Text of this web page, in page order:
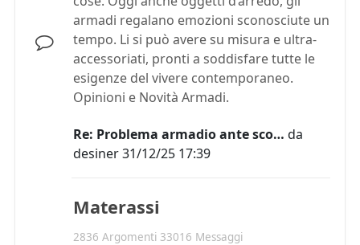
armadi regalano emozioni sconosciute un
tempo. Li si può avere su misura e ultra-
accessoriati, pronti a soddisfare tutte le
esigenze del vivere contemporaneo.
Opinioni e Novità Armadi.
Re: Problema armadio ante sco… da
desiner31/12/25 17:39
Materassi
2836 Argomenti 33016 Messaggi